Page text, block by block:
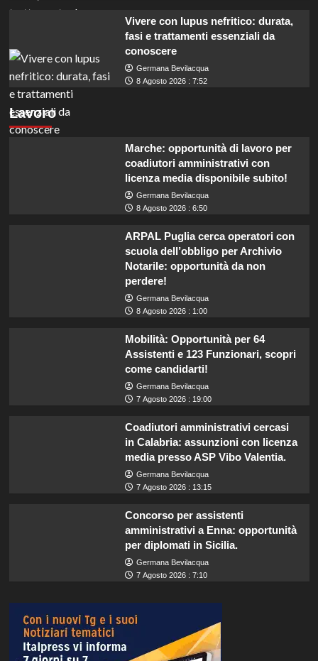
Vivere con lupus nefritico: durata,
fasi e trattamenti essenziali da
conoscere
Germana Bevilacqua
8 Agosto 2026 : 7:52
Lavoro
Marche: opportunità di lavoro per
coadiutori amministrativi con
licenza media disponibile subito!
Germana Bevilacqua
8 Agosto 2026 : 6:50
ARPAL Puglia cerca operatori con
scuola dell’obbligo per Archivio
Notarile: opportunità da non
perdere!
Germana Bevilacqua
8 Agosto 2026 : 1:00
Mobilità: Opportunità per 64
Assistenti e 123 Funzionari, scopri
come candidarti!
Germana Bevilacqua
7 Agosto 2026 : 19:00
Coadiutori amministrativi cercasi
in Calabria: assunzioni con licenza
media presso ASP Vibo Valentia.
Germana Bevilacqua
7 Agosto 2026 : 13:15
Concorso per assistenti
amministrativi a Enna: opportunità
per diplomati in Sicilia.
Germana Bevilacqua
7 Agosto 2026 : 7:10